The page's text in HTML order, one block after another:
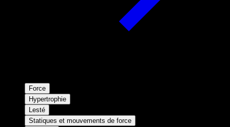
Force
Hypertrophie
Lesté
Statiques et mouvements de force